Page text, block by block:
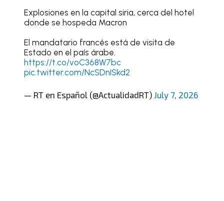
Explosiones en la capital siria, cerca del hotel
donde se hospeda Macron
El mandatario francés está de visita de
Estado en el país árabe.
https://t.co/voC368W7bc
pic.twitter.com/NcSDnISkd2
— RT en Español (@ActualidadRT) July 7, 2026